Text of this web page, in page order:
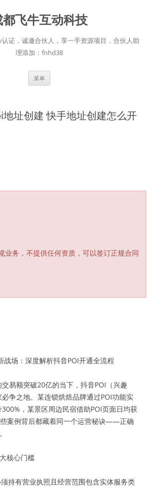
都飞牛互动科技
证，诚邀合伙人，享一手资源项目，合伙人助
理添加：fnhd38
菜单
址创建 快手地址创建怎么开
业务，不提供任何资质，可以签订正规合同
战场：深度解析抖音POI开通全流程
易额突破20亿的当下，抖音POI（兴趣
争之地。某连锁烘焙品牌通过POI功能实
，某景区周边民宿借助POI页面日均获
案例背后都藏着同一个运营秘诀——正确
核心门槛
持有营业执照且经营范围包含实体服务类